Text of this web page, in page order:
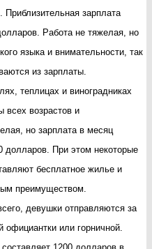
зарплата
Работа не тяжелая, но
языка и внимательности, так
из зарплаты.
теплицах и виноградниках
возрастов и
но зарплата в месяц
долларов. При этом некоторые
бесплатное жилье и
преимуществом.
девушки отправляются за
официантки или горничной.
1200 долларов в